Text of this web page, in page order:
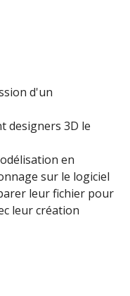
d'un
designers 3D le
en
sur le logiciel
leur fichier pour
leur création